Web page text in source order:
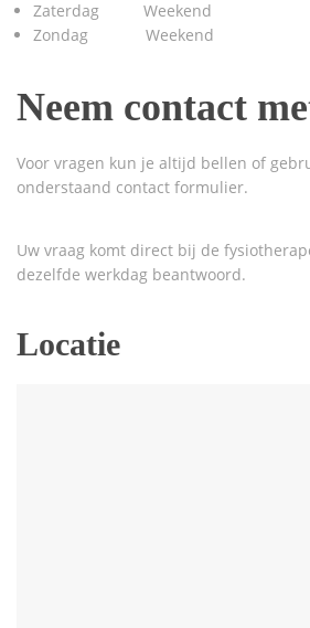
Zaterdag Weekend
Zondag Weekend
Neem contact
Voor vragen kun je altijd bellen of
onderstaand contact formulier.
Uw vraag komt direct bij de
dezelfde werkdag beantwoord.
Locatie